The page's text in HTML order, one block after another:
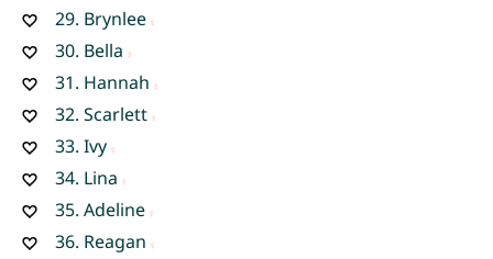
29. Brynlee
30. Bella
31. Hannah
32. Scarlett
33. Ivy
34. Lina
35. Adeline
36. Reagan